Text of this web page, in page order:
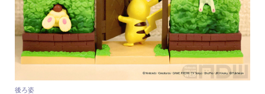
後ろ姿